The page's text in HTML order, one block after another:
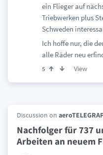
ein Flieger auf
Triebwerken plus
Schweden
Ich hoffe nur, die
alle Räder neu
5 View
Discussion on
Nachfolger für 737
Arbeiten an neuem